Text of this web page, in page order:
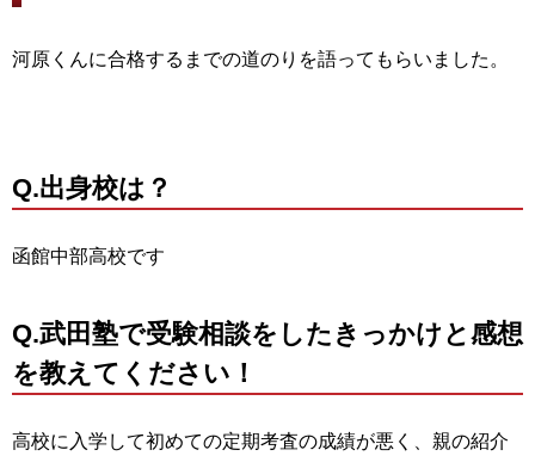
河原くんに合格するまでの道のりを語ってもらいました。
Q.出身校は？
函館中部高校です
Q.武田塾で受験相談をしたきっかけと感想
を教えてください！
高校に入学して初めての定期考査の成績が悪く、親の紹介